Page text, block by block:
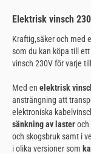
Elektrisk vinsch
Kraftig,säker och med
som du kan köpa till
vinsch 230V för varje
Med en elektrisk
ansträngning att
elektroniska
sänkning av lasteroch
och skogsbruk samt i
i olika versioner som